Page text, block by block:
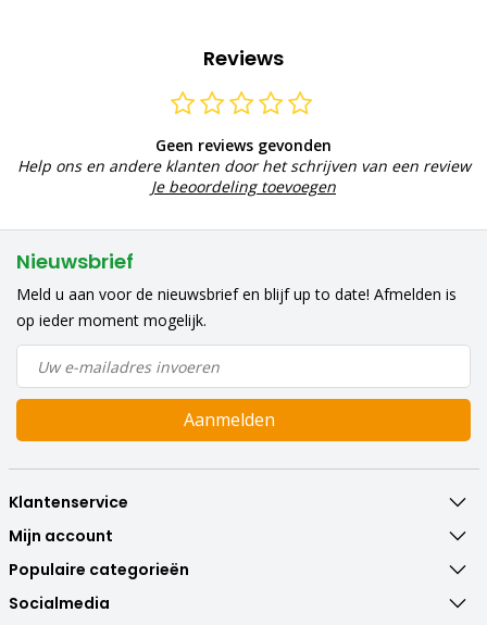
Reviews
Geen reviews gevonden
Help ons en andere klanten door het schrijven van een review
Je beoordeling toevoegen
Nieuwsbrief
Meld u aan voor de nieuwsbrief en blijf up to date! Afmelden is
op ieder moment mogelijk.
Aanmelden
Klantenservice
Mijn account
Populaire categorieën
Socialmedia